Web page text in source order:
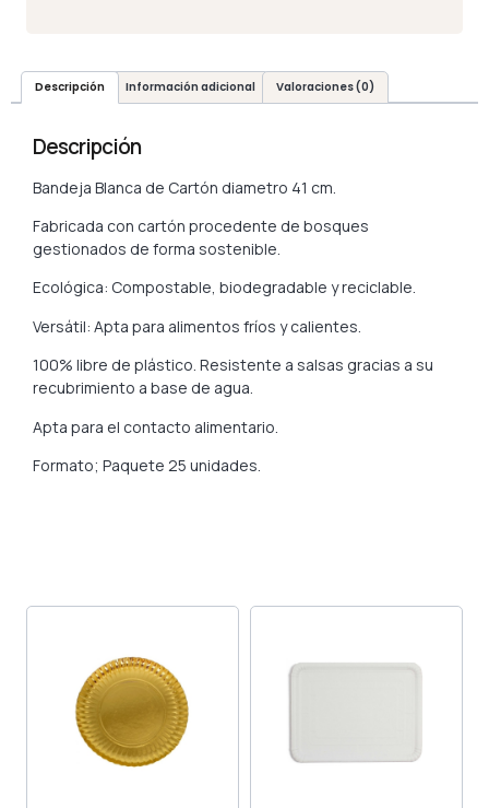
Descripción Información adicional Valoraciones (0)
Descripción
Bandeja Blanca de Cartón diametro 41 cm.
Fabricada con cartón procedente de bosques
gestionados de forma sostenible.
Ecológica: Compostable, biodegradable y reciclable.
Versátil: Apta para alimentos fríos y calientes.
100% libre de plástico. Resistente a salsas gracias a su
recubrimiento a base de agua.
Apta para el contacto alimentario.
Formato; Paquete 25 unidades.